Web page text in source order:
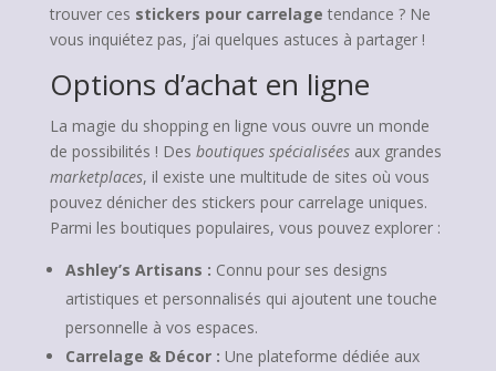
trouver ces stickers pour carrelage tendance ? Ne
vous inquiétez pas, j’ai quelques astuces à partager !
Options d’achat en ligne
La magie du shopping en ligne vous ouvre un monde
de possibilités ! Des boutiques spécialiséesaux grandes
marketplaces, il existe une multitude de sites où vous
pouvez dénicher des stickers pour carrelage uniques.
Parmi les boutiques populaires, vous pouvez explorer :
Ashley’s Artisans : Connu pour ses designs
artistiques et personnalisés qui ajoutent une touche
personnelle à vos espaces.
Carrelage & Décor : Une plateforme dédiée aux